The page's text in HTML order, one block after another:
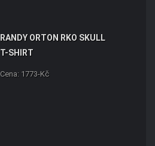
RANDY ORTON RKO SKULL
T-SHIRT
Cena: 1773-Kč